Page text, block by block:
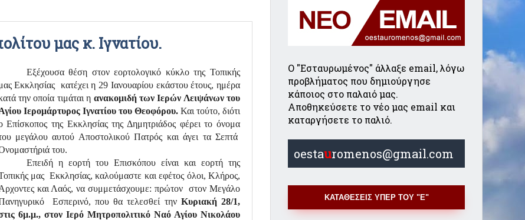
μας κ. Ιγνατίου.
Εξέχουσα θέση στον εορτολογικό κύκλο της Τοπικής
Εκκλησίας κατέχει η 29 Ιανουαρίου εκάστου έτους, ημέρα
την οποία τιμάται η ανακομιδή των Ιερών Λειψάνων του
Ιερομάρτυρος Ιγνατίου του Θεοφόρου. Και τούτο, διότι
Επίσκοπος της Εκκλησίας της Δημητριάδος φέρει το όνομα
μεγάλου αυτού Αποστολικού Πατρός και άγει τα Σεπτά
του.
Επειδή η εορτή του Επισκόπου είναι και εορτή της
μας Εκκλησίας, καλούμαστε και εφέτος όλοι, Κλήρος,
και Λαός, να συμμετάσχουμε: πρώτον στον Μεγάλο
Εσπερινό, που θα τελεσθεί την Κυριακή 28/1,
6μ.μ., στον Ιερό Μητροπολιτικό Ναό Αγίου Νικολάου
Ο "Εσταυρωμένος" άλλαξε email, λόγω
προβλήματος που δημιούργησε
κάποιος στο παλαιό μας.
Αποθηκεύσετε το νέο μας email και
καταργήσετε το παλιό.
oestauromenos@gmail.com
ΚΑΤΑΘΕΣΕΙΣ ΥΠΕΡ ΤΟΥ "Ε"